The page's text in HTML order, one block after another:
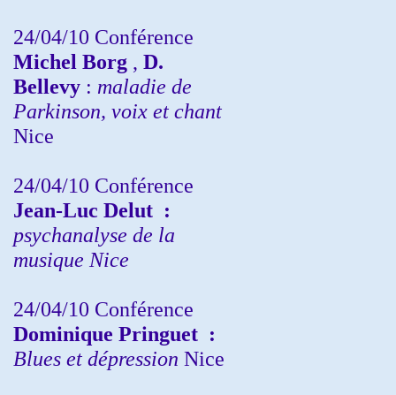
24/04/10 Conférence
Michel Borg , D.
Bellevy : maladie de
Parkinson, voix et chant
Nice
24/04/10 Conférence
Jean-Luc Delut :
psychanalyse de la
musique Nice
24/04/10 Conférence
Dominique Pringuet :
Blues et dépression Nice